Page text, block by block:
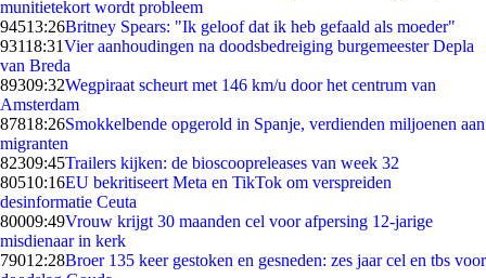
munitietekort wordt probleem
94513:26Britney Spears: "Ik geloof dat ik heb gefaald als moeder"
93118:31Vier aanhoudingen na doodsbedreiging burgemeester Depla
van Breda
89309:32Wegpiraat scheurt met 146 km/u door het centrum van
Amsterdam
87818:26Smokkelbende opgerold in Spanje, verdienden miljoenen aan
migranten
82309:45Trailers kijken: de bioscoopreleases van week 32
80510:16EU bekritiseert Meta en TikTok om verspreiden
desinformatie Ceuta
80009:49Vrouw krijgt 30 maanden cel voor afpersing 12-jarige
misdienaar in kerk
79012:28Broer 135 keer gestoken en gesneden: zes jaar cel en tbs voor